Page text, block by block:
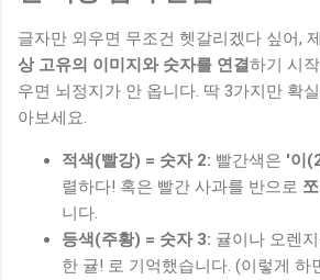
글자만 외우면 무조건 헷갈리겠다 싶어,
상 고유의 이미지와 숫자를 연결하기 시
우면 뇌정지가 안 옵니다. 딱 3가지만 확
아보세요.
적색(빨강) = 숫자 2: 빨간색은 '이
렬하다! 혹은 빨간 사과를 반으로
니다.
등색(주황) = 숫자 3: 귤이나 오렌
한 귤! 로 기억했습니다. (이렇게 하